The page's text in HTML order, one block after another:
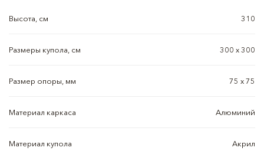
Высота, см 310
Размеры купола, см 300 х 300
Размер опоры, мм 75 х 75
Материал каркаса Алюминий
Материал купола Акрил